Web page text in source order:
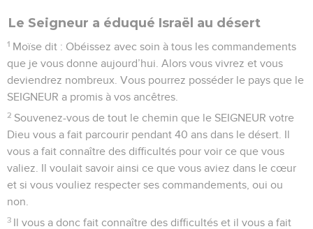
Le Seigneur a éduqué Israël au désert
1 Moïse dit : Obéissez avec soin à tous les commandements
que je vous donne aujourd’hui. Alors vous vivrez et vous
deviendrez nombreux. Vous pourrez posséder le pays que le
SEIGNEUR a promis à vos ancêtres.
2 Souvenez-vous de tout le chemin que le SEIGNEUR votre
Dieu vous a fait parcourir pendant 40 ans dans le désert. Il
vous a fait connaître des difficultés pour voir ce que vous
valiez. Il voulait savoir ainsi ce que vous aviez dans le cœur
et si vous vouliez respecter ses commandements, oui ou
non.
3 Il vous a donc fait connaître des difficultés et il vous a fait